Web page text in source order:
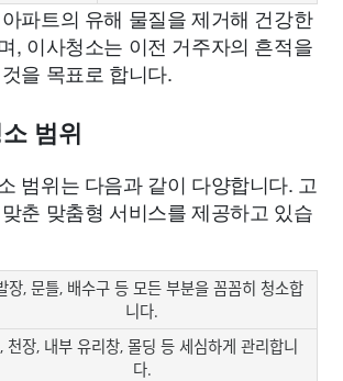
파트의 유해 물질을 제거해 건강한
, 이사청소는 이전 거주자의 흔적을
을 목표로 합니다.
범위
범위는 다음과 같이 다양합니다. 고
춘 맞춤형 서비스를 제공하고 있습
장, 문틀, 배수구 등 모든 부분을 꼼꼼히 청소합
니다.
천장, 내부 유리창, 몰딩 등 세심하게 관리합니
다.